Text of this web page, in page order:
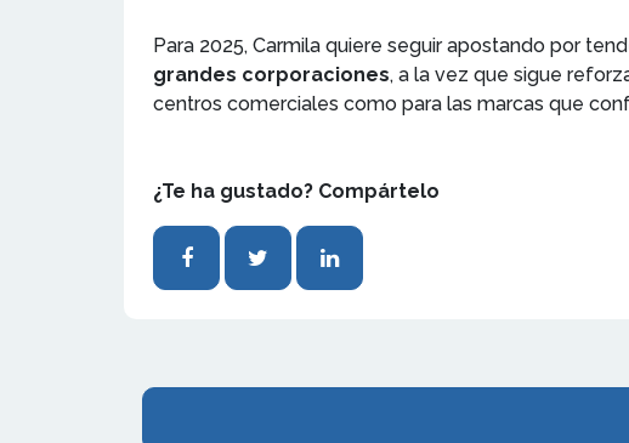
Para 2025, Carmila quiere seguir apostando por
grandes corporaciones, a la vez que sigue
centros comerciales como para las marcas que
¿Te ha gustado? Compártelo